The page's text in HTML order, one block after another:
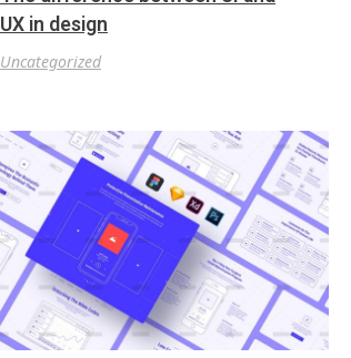
UX in design
Uncategorized